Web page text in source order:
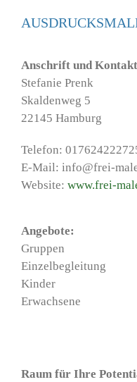
Anschrift und
Stefanie Prenk
Skaldenweg 5
22145 Hamburg
Telefon:
E-Mail: info@frei-
Website: www.frei-
Angebote:
Gruppen
Einzelbegleitung
Kinder
Erwachsene
Raum für Ihre